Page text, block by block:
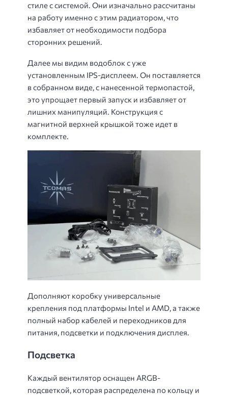
стиле с системой. Они изначально рассчитаны
на работу именно с этим радиатором, что
избавляет от необходимости подбора
сторонних решений.
Далее мы видим водоблок с уже
установленным IPS-дисплеем. Он поставляется
в собранном виде, с нанесенной термопастой,
это упрощает первый запуск и избавляет от
лишних манипуляций. Конструкция с
магнитной верхней крышкой тоже идет в
комплекте.
Дополняют коробку универсальные
крепления под платформы Intel и AMD, а также
полный набор кабелей и переходников для
питания, подсветки и подключения дисплея.
Подсветка
Каждый вентилятор оснащен ARGB-
подсветкой, которая распределена по кольцу и